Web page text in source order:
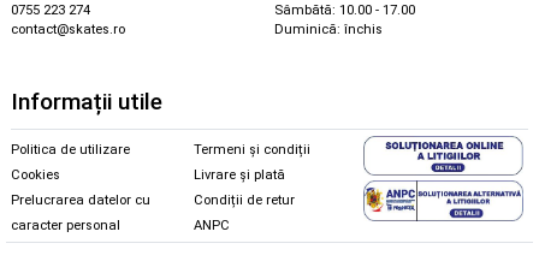
0755 223 274
contact@skates.ro
Sâmbătă: 10.00 - 17.00
Duminică: închis
Informații utile
Politica de utilizare
Cookies
Prelucrarea datelor cu
caracter personal
Termeni și condiții
Livrare și plată
Condiții de retur
ANPC